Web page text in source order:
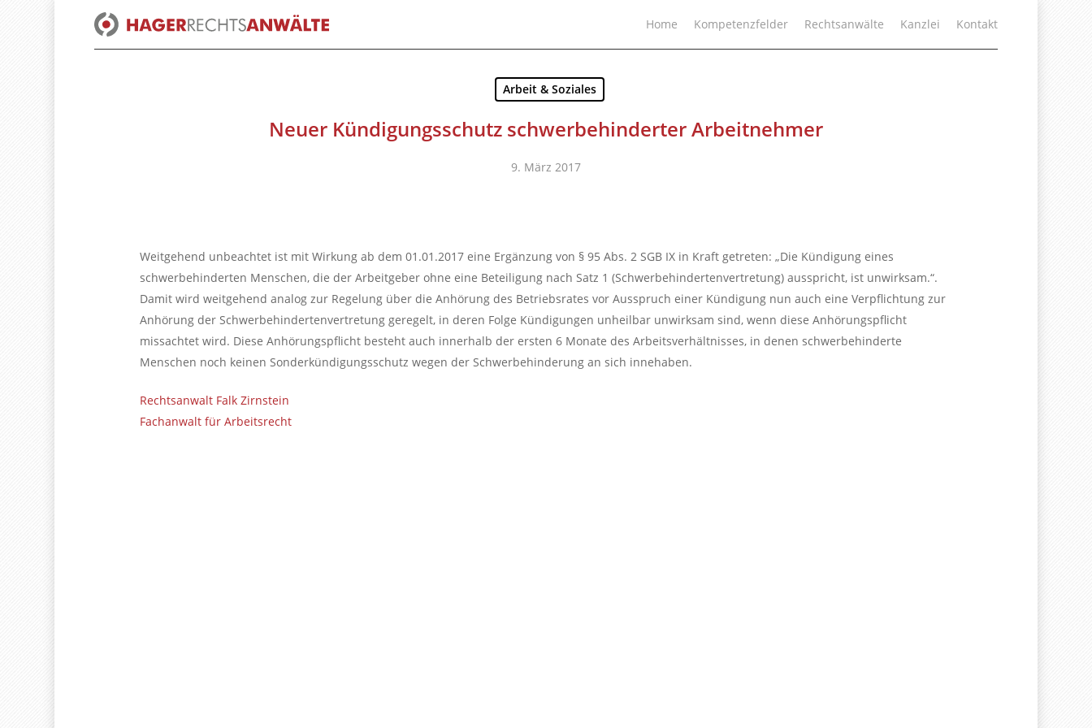
Home Kompetenzfelder Rechtsanwälte Kanzlei Kontakt
Arbeit & Soziales
Neuer Kündigungsschutz schwerbehinderter Arbeitnehmer
9. März 2017
Weitgehend unbeachtet ist mit Wirkung ab dem 01.01.2017 eine Ergänzung von § 95 Abs. 2 SGB IX in Kraft getreten: „Die Kündigung eines
schwerbehinderten Menschen, die der Arbeitgeber ohne eine Beteiligung nach Satz 1 (Schwerbehindertenvertretung) ausspricht, ist unwirksam.“.
Damit wird weitgehend analog zur Regelung über die Anhörung des Betriebsrates vor Ausspruch einer Kündigung nun auch eine Verpflichtung zur
Anhörung der Schwerbehindertenvertretung geregelt, in deren Folge Kündigungen unheilbar unwirksam sind, wenn diese Anhörungspflicht
missachtet wird. Diese Anhörungspflicht besteht auch innerhalb der ersten 6 Monate des Arbeitsverhältnisses, in denen schwerbehinderte
Menschen noch keinen Sonderkündigungsschutz wegen der Schwerbehinderung an sich innehaben.
Rechtsanwalt Falk Zirnstein
Fachanwalt für Arbeitsrecht